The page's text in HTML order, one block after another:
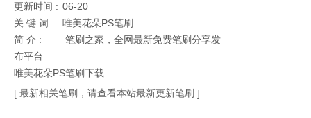
更新时间 : 06-20
关 键 词 :
唯美花朵PS笔刷
简 介 :
笔刷之家，全网最新免费笔刷分享发
布平台
唯美花朵PS笔刷下载
[ 最新相关笔刷，请查看本站最新更新笔刷 ]